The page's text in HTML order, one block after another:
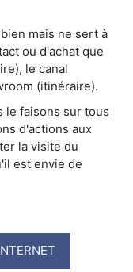
mais ne sert à
ou d'achat que
le canal
(itinéraire).
le faisons sur tous
d'actions aux
la visite du
est envie de